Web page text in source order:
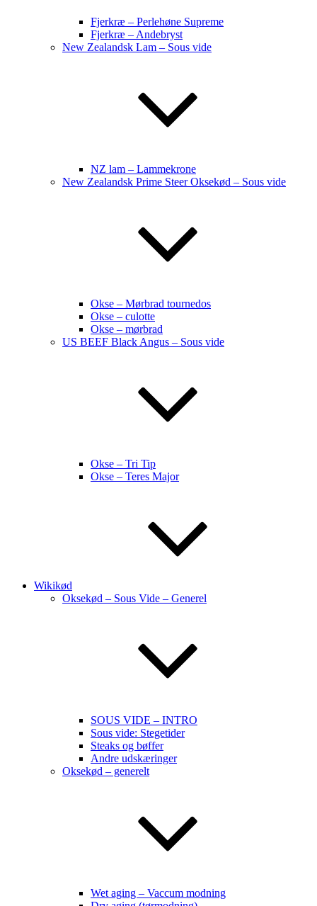
Fjerkræ – Perlehøne Supreme
Fjerkræ – Andebryst
New Zealandsk Lam – Sous vide
NZ lam – Lammekrone
New Zealandsk Prime Steer Oksekød – Sous vide
Okse – Mørbrad tournedos
Okse – culotte
Okse – mørbrad
US BEEF Black Angus – Sous vide
Okse – Tri Tip
Okse – Teres Major
Wikikød
Oksekød – Sous Vide – Generel
SOUS VIDE – INTRO
Sous vide: Stegetider
Steaks og bøffer
Andre udskæringer
Oksekød – generelt
Wet aging – Vaccum modning